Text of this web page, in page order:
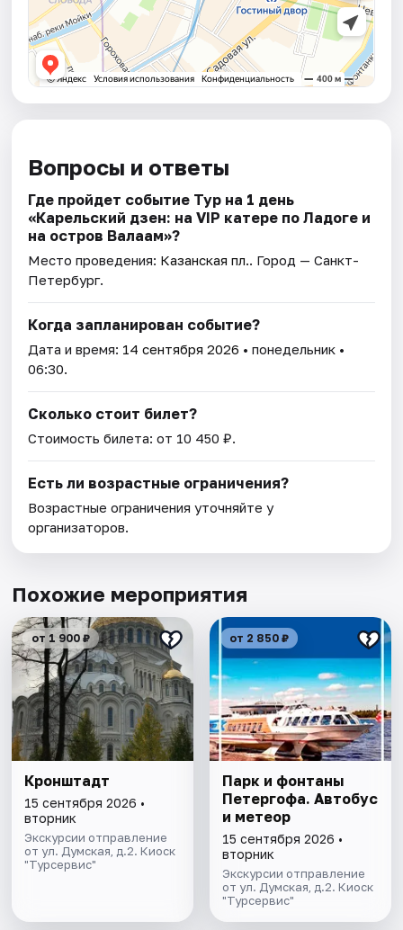
Вопросы и ответы
Где пройдет событие Тур на 1 день
«Карельский дзен: на VIP катере по Ладоге и
на остров Валаам»?
Место проведения: Казанская пл.. Город — Санкт-
Петербург.
Когда запланирован событие?
Дата и время: 14 сентября 2026 • понедельник •
06:30.
Сколько стоит билет?
Стоимость билета: от 10 450 ₽.
Есть ли возрастные ограничения?
Возрастные ограничения уточняйте у
организаторов.
Похожие мероприятия
от 1 900 ₽
Кронштадт
15 сентября 2026 •
вторник
Экскурсии отправление
от ул. Думская, д.2. Киоск
"Турсервис"
от 2 850 ₽
Парк и фонтаны
Петергофа. Автобус
и метеор
15 сентября 2026 •
вторник
Экскурсии отправление
от ул. Думская, д.2. Киоск
"Турсервис"